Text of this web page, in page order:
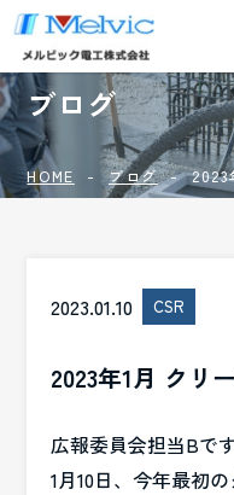
BLOG
ブログ
HOME ブログ 2023
2023.01.10 CSR
2023年1月 クリ
広報委員会担当Bです
1月10日、今年最初